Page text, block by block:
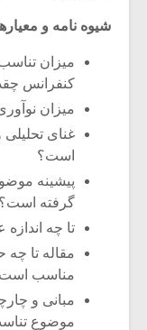
شیوه نامه و
میزان
کنفرانس
میزان
غنای
است؟
پیشینه
گرفته است؟
تا چه
مقاله تا
مناسب
مبانی و
موضوع